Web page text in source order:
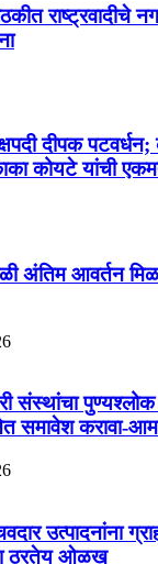
राष्ट्रवादीचे
दीपक पटवर्धन;
कोयटे यांची
अंतिम आवर्तन
संस्थांचा पुण्यश्लोक
समावेश करावा-
उत्पादनांना
ठरतेय ओळख